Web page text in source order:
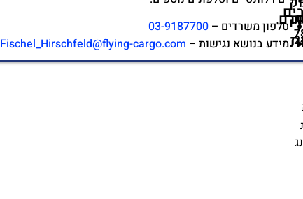
טלפון משרדים – 03-9187700
מידע בנושא נגישות – Fischel_Hirschfeld@flying-cargo.com